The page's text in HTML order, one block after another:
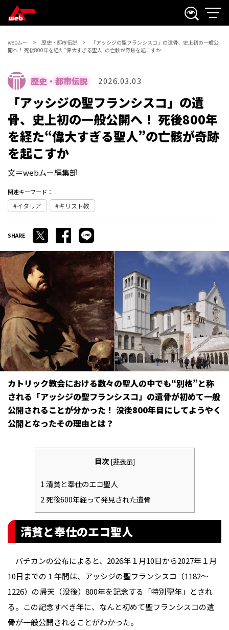
webムー 歴史・都市伝説
「アッシジの聖フランシスコ」の遺骨、史上初の一般公
開へ！ 死後800年を経た“偉大すぎる聖人”の亡骸が奇跡を起こすか
歴史・都市伝説 2026.03.03
「アッシジの聖フランシスコ」の遺
骨、史上初の一般公開へ！ 死後800年
を経た“偉大すぎる聖人”の亡骸が奇跡
を起こすか
文＝webムー編集部
関連キーワード：
イタリア キリスト教
カトリック教会における数々の聖人の中でも“別格”と称
される「アッシジの聖フランシスコ」の遺骨が初めて一般
公開されることが分かった！ 没後800年目にしてようやく
公開となったその理由とは？
目次 [非表示]
1清貧と奉仕のエコ聖人
2死後600年経って発見された遺骨
清貧と奉仕のエコ聖人
バチカンの公布によると、2026年１月10日から2027年１月
10日までの１年間は、アッシジの聖フランシスコ（1182〜
1226）の帰天（没後）800年を記念する「特別聖年」とされ
る。この記念すべき年に、なんと初めて聖フランシスコの遺
骨が一般公開されることがわかった。